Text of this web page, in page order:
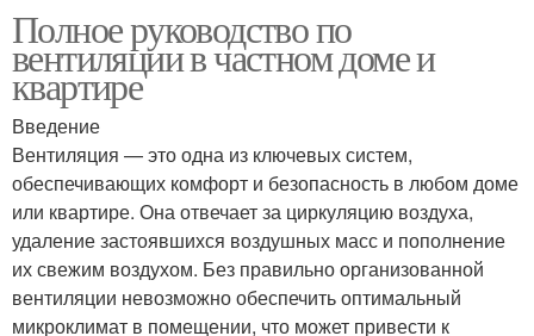
Полное руководство по
вентиляции в частном доме и
квартире
Введение
Вентиляция — это одна из ключевых систем,
обеспечивающих комфорт и безопасность в любом доме
или квартире. Она отвечает за циркуляцию воздуха,
удаление застоявшихся воздушных масс и пополнение
их свежим воздухом. Без правильно организованной
вентиляции невозможно обеспечить оптимальный
микроклимат в помещении, что может привести к